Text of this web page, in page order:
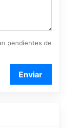
pendientes de
Enviar